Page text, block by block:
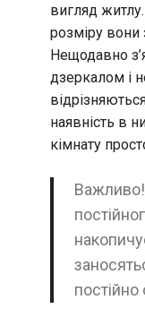
вигляд
розміру вони
Нещодавно
дзеркалом і
наявність в
кімнату